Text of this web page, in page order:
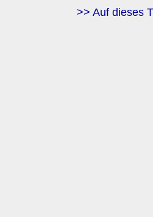
>> Auf dieses